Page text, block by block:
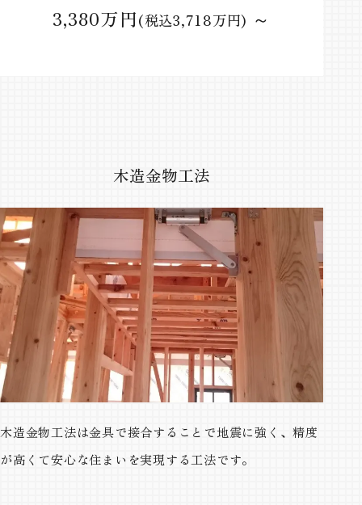
3,380万円(税込3,718万円) ～
木造金物工法
木造金物工法は金具で接合することで地震に強く、精度
が高くて安心な住まいを実現する工法です。